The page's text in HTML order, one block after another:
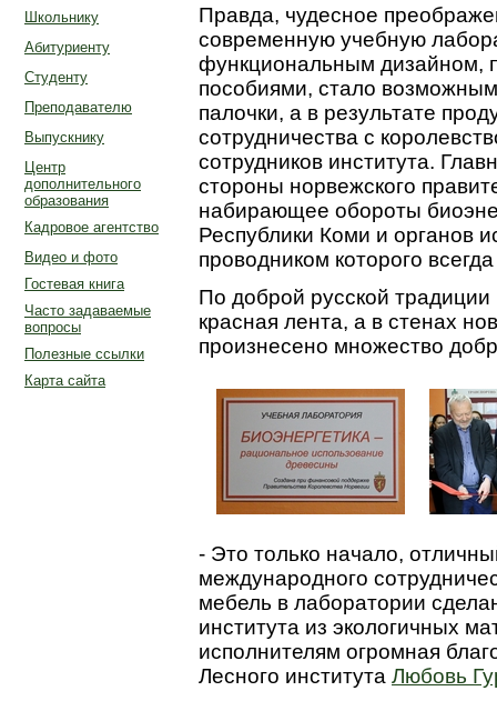
Школьнику
Абитуриенту
Студенту
Преподавателю
Выпускнику
Центр
дополнительного
образования
Кадровое агентство
Видео и фото
Гостевая книга
Часто задаваемые
вопросы
Полезные ссылки
Карта сайта
Правда, чудесное
современную учебную
функциональным дизайном,
пособиями, стало
палочки, а в результате
сотрудничества с
сотрудников института.
стороны норвежского
набирающее обороты
Республики Коми и органов
проводником которого
По доброй русской
красная лента, а в стенах
произнесено множество
- Это только начало,
международного
мебель в лаборатории
института из экологичных
исполнителям огромная
Лесного института Любовь